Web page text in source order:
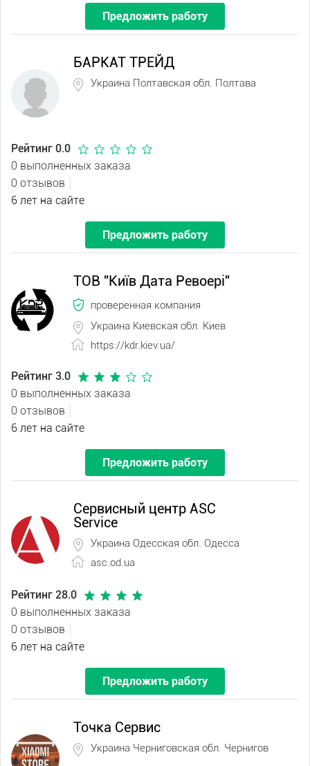
Предложить работу
БАРКАТ ТРЕЙД
Украина Полтавская обл. Полтава
Рейтинг 0.0
0 выполненных заказа
0 отзывов
6 лет на сайте
Предложить работу
ТОВ "Київ Дата Ревоері"
проверенная компания
Украина Киевская обл. Киев
https://kdr.kiev.ua/
Рейтинг 3.0
0 выполненных заказа
0 отзывов
6 лет на сайте
Предложить работу
Сервисный центр ASC
Service
Украина Одесская обл. Одесса
asc.od.ua
Рейтинг 28.0
0 выполненных заказа
0 отзывов
6 лет на сайте
Предложить работу
Точка Сервис
Украина Черниговская обл. Чернигов